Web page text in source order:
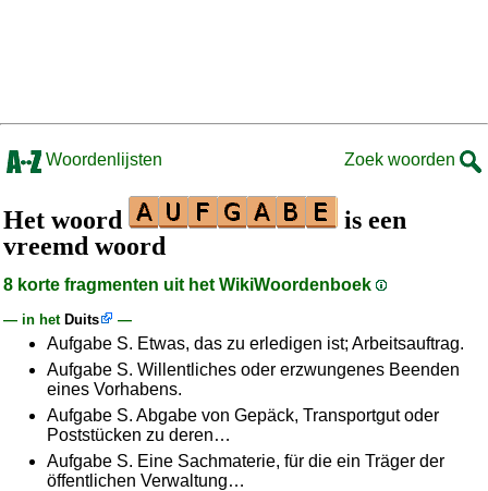
Woordenlijsten Zoek woorden
Het woord
is een
vreemd woord
8 korte fragmenten uit het WikiWoordenboek
— in het Duits —
Aufgabe S. Etwas, das zu erledigen ist; Arbeitsauftrag.
Aufgabe S. Willentliches oder erzwungenes Beenden
eines Vorhabens.
Aufgabe S. Abgabe von Gepäck, Transportgut oder
Poststücken zu deren…
Aufgabe S. Eine Sachmaterie, für die ein Träger der
öffentlichen Verwaltung…